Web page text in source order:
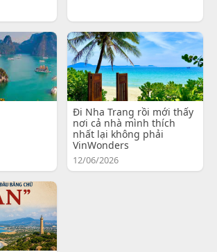
Đi Nha Trang rồi mới thấy
nơi cả nhà mình thích
nhất lại không phải
VinWonders
12/06/2026